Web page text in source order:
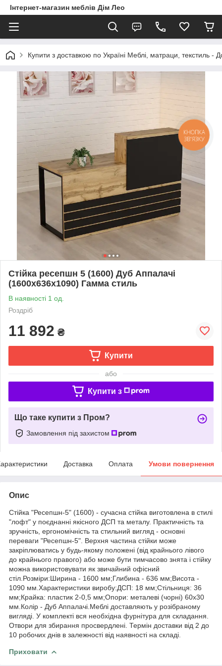
Інтернет-магазин меблів Дім Лео
Купити з доставкою по Україні Меблі, матраци, текстиль -
Стійка ресепшн 5 (1600) Дуб Аппалачі
(1600x636x1090) Гамма стиль
В наявності 1 од.
Роздріб
11 892 ₴
Купити
або
Купити з
Що таке купити з Пром?
Замовлення під захистом
Доставка Оплата Умови повернення
Опис
Стійка "Ресепшн-5" (1600) - сучасна стійка виготовлена в стилі
"лофт" у поєднанні якісного ДСП та металу. Практичність та
зручність, ергономічність та стильний вигляд - основні
переваги "Ресепшн-5". Верхня частина стійки може
закріплюватись у будь-якому положені (від крайнього лівого
до крайнього правого) або може бути тимчасово знята і стійку
можна використовувати як звичайний офісний
стіл.Розміри:Ширина - 1600 мм;Глибина - 636 мм;Висота -
1090 мм.Характеристики виробу:ДСП: 18 мм;Стільниця: 36
мм;Крайка: пластик 2-0,5 мм;Опори: металеві (чорні) 60х30
мм.Колір - Дуб Аппалачі.Меблі доставляють у розібраному
вигляді. У комплекті вся необхідна фурнітура для складання.
Отвори для збирання просвердлені. Термін доставки від 2 до
10 робочих днів в залежності від наявності на складі.
Приховати
КНОПКА
ЗВ'ЯЗКУ